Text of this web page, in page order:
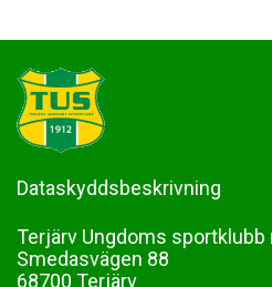
Dataskyddsbeskrivning
Terjärv Ungdoms sportklubb
Smedasvägen 88
68700 Terjärv